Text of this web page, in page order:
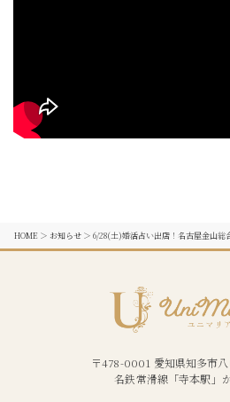
HOME＞ お知らせ＞ 6/28(土)婚活占い出店！名古屋金山総
〒478-0001 愛知県知多市
名鉄常滑線「寺本駅」